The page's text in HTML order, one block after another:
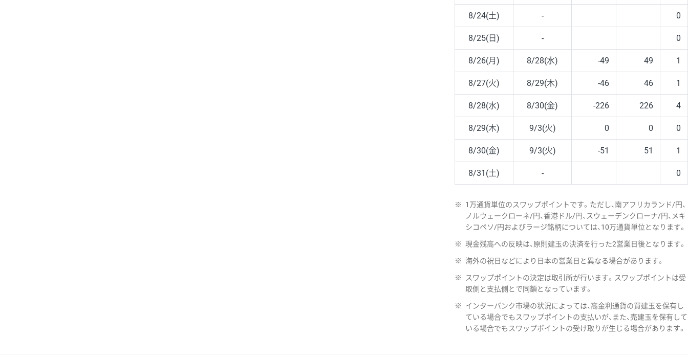
8/24(土) - 0
8/25(日) - 0
8/26(月) 8/28(水) -49 49 1
8/27(火) 8/29(木) -46 46 1
8/28(水) 8/30(金) -226 226 4
8/29(木) 9/3(火) 0 0 0
8/30(金) 9/3(火) -51 51 1
8/31(土) - 0
※
1万通貨単位のスワップポイントです。ただし、南アフリカランド/円、
ノルウェークローネ/円、香港ドル/円、スウェーデンクローナ/円、メキ
シコペソ/円およびラージ銘柄については、10万通貨単位となります。
※ 現金残高への反映は、原則建玉の決済を行った2営業日後となります。
※ 海外の祝日などにより日本の営業日と異なる場合があります。
※
スワップポイントの決定は取引所が行います。スワップポイントは受
取側と支払側とで同額となっています。
※
インターバンク市場の状況によっては、高金利通貨の買建玉を保有し
ている場合でもスワップポイントの支払いが、また、売建玉を保有して
いる場合でもスワップポイントの受け取りが生じる場合があります。